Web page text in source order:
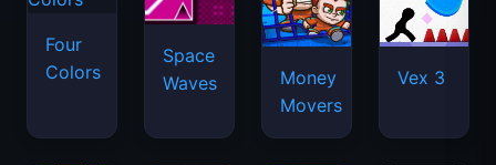
Four
Colors
Space
Waves
Money
Movers
Vex 3